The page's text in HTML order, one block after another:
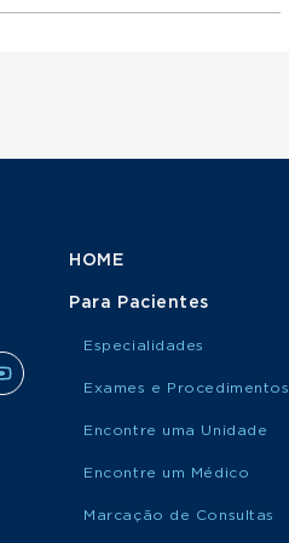
HOME
Para Pacientes
Especialidades
Exames e Procedimentos
Encontre uma Unidade
Encontre um Médico
Marcação de Consultas